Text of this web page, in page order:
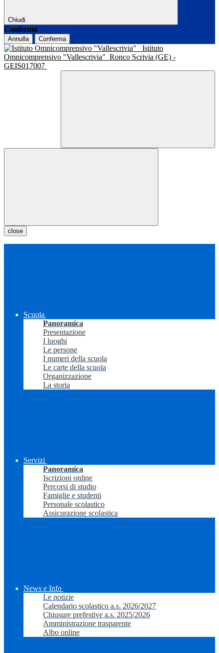
Chiudi
Conferma
Annulla Conferma
Istituto
Omnicomprensivo "Vallescrivia" Ronco Scrivia (GE) -
GEIS017007
close
Scuola
Panoramica
Presentazione
I luoghi
Le persone
I numeri della scuola
Le carte della scuola
Organizzazione
La storia
Servizi
Panoramica
Iscrizioni online
Percorsi di studio
Famiglie e studenti
Personale scolastico
Assicurazione scolastica
News e Info
Le notizie
Calendario scolastico a.s. 2026/2027
Chiusure prefestive a.s. 2025/2026
Amministrazione trasparente
Albo online